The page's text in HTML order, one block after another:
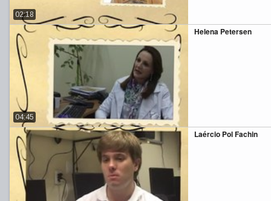
02:18
Helena Petersen
04:45
Laércio Pol Fachin